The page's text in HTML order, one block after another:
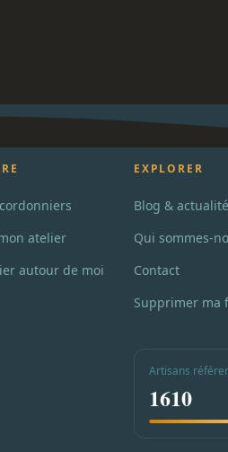
atelier
autour de moi
EXPLORER
Blog &
Qui sommes-
Contact
Supprimer ma
Artisans
1610